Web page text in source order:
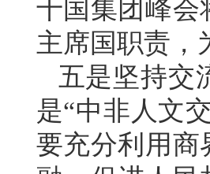
十国集团峰会
主席国职责，
五是坚持交
是“中非人文
要充分利用商